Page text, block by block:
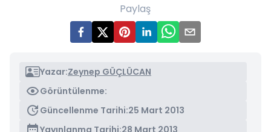
Paylaş
Yazar:Zeynep GÜÇLÜCAN
Görüntülenme:
Güncellenme Tarihi:25 Mart 2013
Yayınlanma Tarihi:28 Mart 2013